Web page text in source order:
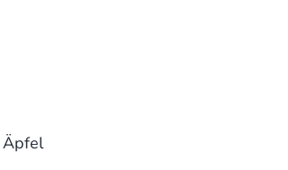
Äpfel